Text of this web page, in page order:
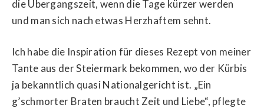
die Übergangszeit, wenn die Tage kürzer werden
und man sich nach etwas Herzhaftem sehnt.
Ich habe die Inspiration für dieses Rezept von meiner
Tante aus der Steiermark bekommen, wo der Kürbis
ja bekanntlich quasi Nationalgericht ist. „Ein
g’schmorter Braten braucht Zeit und Liebe“, pflegte